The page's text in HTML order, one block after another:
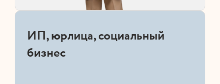
ИП, юрлица, социальный
бизнес